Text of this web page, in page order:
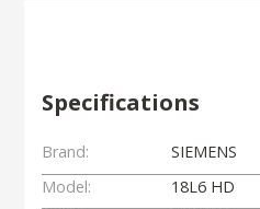
Specifications
Brand:
SIEMENS
Model:
18L6 HD